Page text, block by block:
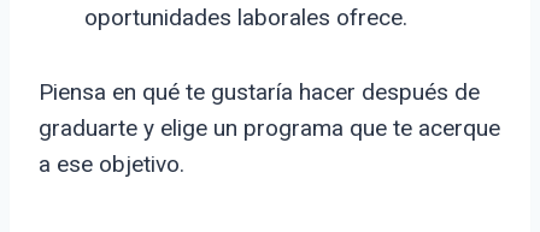
oportunidades laborales ofrece.
Piensa en qué te gustaría hacer después de
graduarte y elige un programa que te acerque
a ese objetivo.